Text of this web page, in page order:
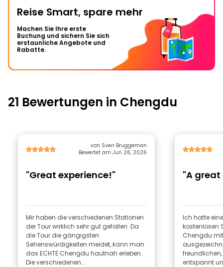
Reise Smart, spare mehr
Machen Sie Ihre erste
Buchung und sichern Sie sich
erstaunliche Angebote und
Rabatte.
21 Bewertungen in Chengdu
von Sven Bruggeman
Bewertet am Jun 26, 2026
"Great experience!"
Mir haben die verschiedenen Stationen
der Tour wirklich sehr gut gefallen. Da
die Tour die gängigsten
Sehenswürdigkeiten meidet, kann man
das ECHTE Chengdu hautnah erleben.
Die verschiedenen...
"A
Ich hatte
kostenlosen
Chengdu
freundlichen,
entspannt